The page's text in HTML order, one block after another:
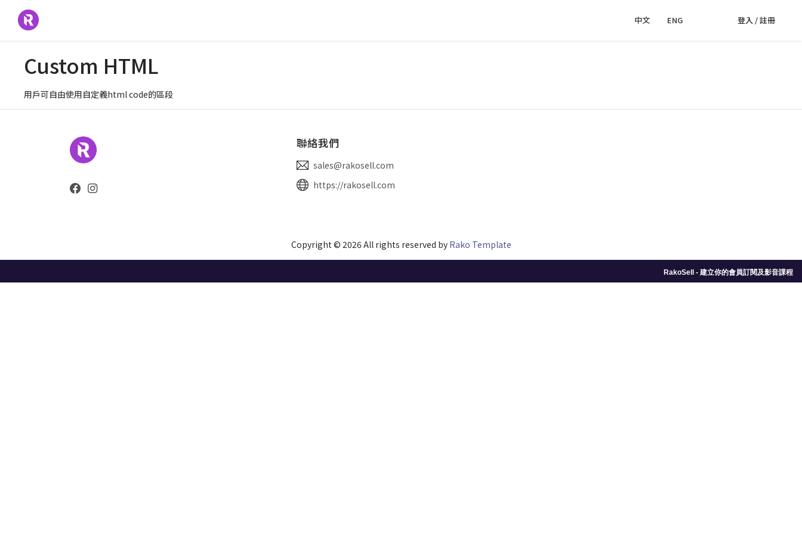
中文 ENG 登入 / 註冊
Custom HTML
用戶可自由使用自定義html code的區段
聯絡我們
sales@rakosell.com
https://rakosell.com
Copyright © 2026 All rights reserved by Rako Template
RakoSell - 建立你的會員訂閱及影音課程